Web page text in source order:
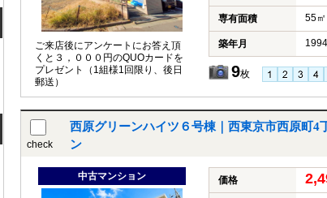
ご来店後にアンケートにお答え頂
くと３，０００円のQUOカードを
プレゼント（1組様1回限り、後日
郵送）
専有面積 55㎡
築年月
9枚
check
西原グリーンハイツ６号棟｜西東京市西原町4
ン
中古マンション 価格